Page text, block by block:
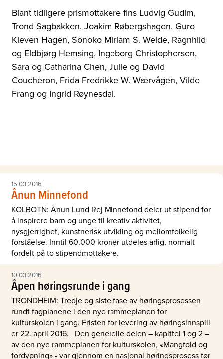
Blant tidligere prismottakere fins Ludvig Gudim,
Trond Sagbakken, Joakim Røbergshagen, Guro
Kleven Hagen, Sonoko Miriam S. Welde, Ragnhild
og Eldbjørg Hemsing, Ingeborg Christophersen,
Sara og Catharina Chen, Julie og David
Coucheron, Frida Fredrikke W. Wærvågen, Vilde
Frang og Ingrid Røynesdal.
15.03.2016
Ånun Minnefond
KOLBOTN: Ånun Lund Rej Minnefond deler ut stipend for
å inspirere barn og unge til kreativ aktivitet,
nysgjerrighet, kunstnerisk utvikling og mellomfolkelig
forståelse. Inntil 60.000 kroner utdeles årlig, normalt
fordelt på to stipendmottakere.
10.03.2016
Åpen høringsrunde i gang
TRONDHEIM: Tredje og siste fase av høringsprosessen
rundt fagplanene i den nye rammeplanen for
kulturskolen i gang. Fristen for levering av høringsinnspill
er 22. april 2016. Den generelle delen – kapittel 1 og 2 –
av den nye rammeplanen for kulturskolen, «Mangfold og
fordypning» - var gjennom en nasjonal høringsprosess før